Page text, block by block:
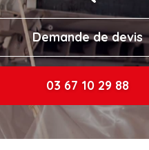
Demande de devis
03 67 10 29 88